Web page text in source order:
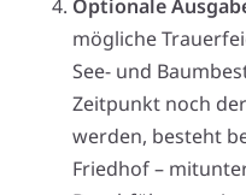
Optionale
mögliche
See- und
Zeitpunkt noch
werden, besteht
Friedhof –